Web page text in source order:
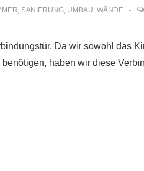
, SANIERUNG, UMBAU, WÄNDE
Da wir sowohl das
haben wir diese